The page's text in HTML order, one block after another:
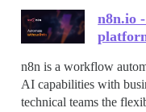
n8n.io
n8n is a workflow
AI capabilities with
technical teams the